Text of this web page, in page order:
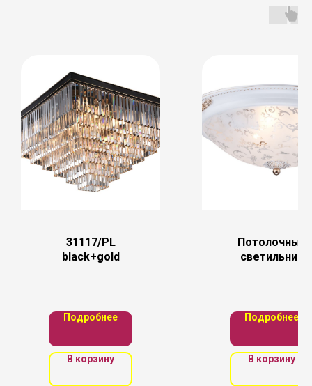
31117/PL
black+gold
Подробнее
В корзину
Потолочный
светильник
Подробнее
В корзину